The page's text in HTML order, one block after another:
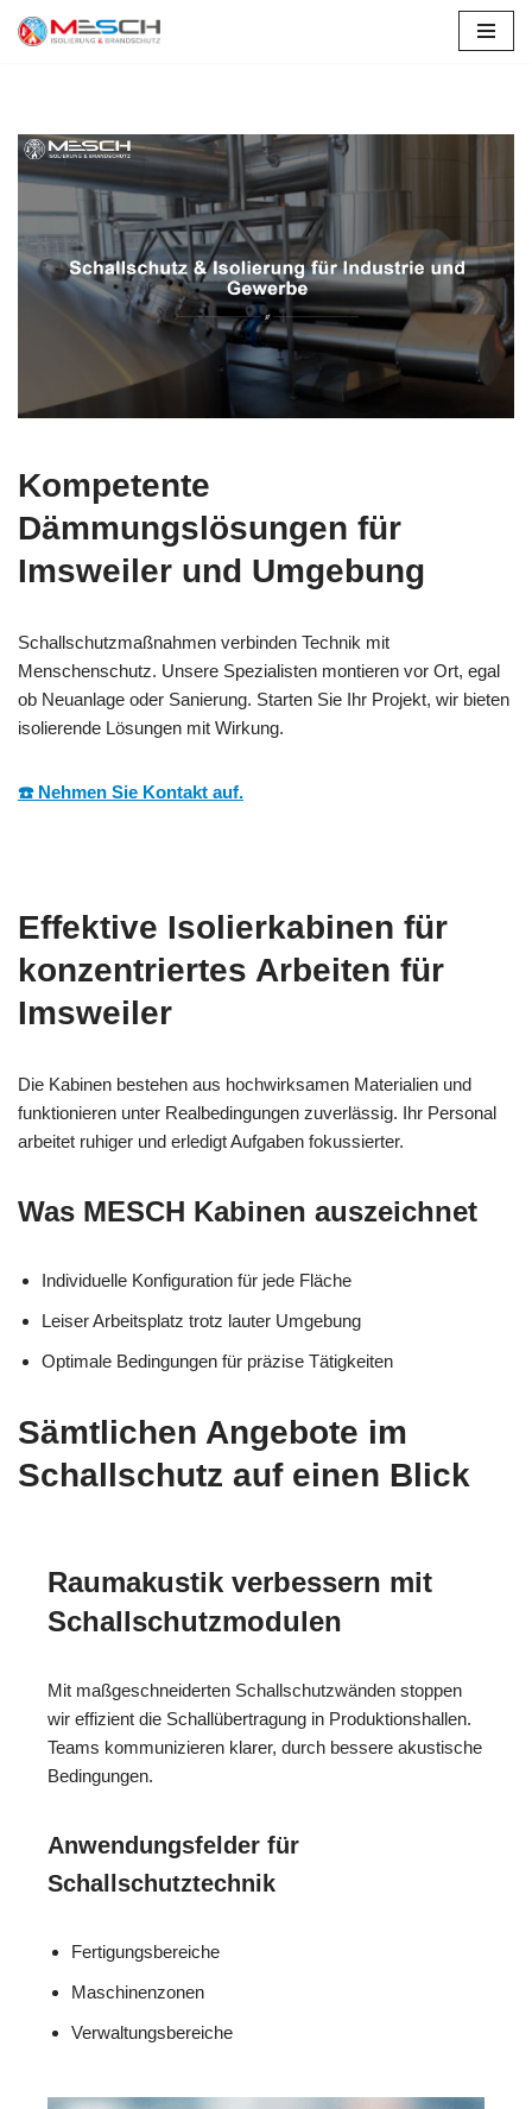
Kompetente
Dämmungslösungen für
Imsweiler und Umgebung
Schallschutzmaßnahmen verbinden Technik mit
Menschenschutz. Unsere Spezialisten montieren vor Ort, egal
ob Neuanlage oder Sanierung. Starten Sie Ihr Projekt, wir bieten
isolierende Lösungen mit Wirkung.
☎️ Nehmen Sie Kontakt auf.
Effektive Isolierkabinen für
konzentriertes Arbeiten für
Imsweiler
Die Kabinen bestehen aus hochwirksamen Materialien und
funktionieren unter Realbedingungen zuverlässig. Ihr Personal
arbeitet ruhiger und erledigt Aufgaben fokussierter.
Was MESCH Kabinen auszeichnet
Individuelle Konfiguration für jede Fläche
Leiser Arbeitsplatz trotz lauter Umgebung
Optimale Bedingungen für präzise Tätigkeiten
Sämtlichen Angebote im
Schallschutz auf einen Blick
Raumakustik verbessern mit
Schallschutzmodulen
Mit maßgeschneiderten Schallschutzwänden stoppen
wir effizient die Schallübertragung in Produktionshallen.
Teams kommunizieren klarer, durch bessere akustische
Bedingungen.
Anwendungsfelder für
Schallschutztechnik
Fertigungsbereiche
Maschinenzonen
Verwaltungsbereiche